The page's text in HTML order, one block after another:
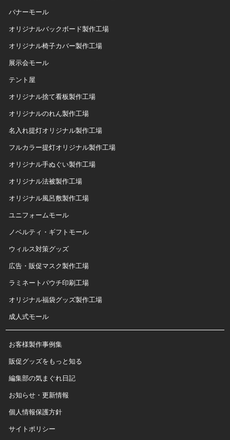
バナーモール
オリジナルバックボード製作工場
オリジナル椅子カバー製作工場
展示会モール
テント屋
オリジナル捨て看板製作工場
オリジナルのれん製作工場
名入れ提灯オリジナル製作工場
フルカラー提灯オリジナル製作工場
オリジナル手ぬぐい製作工場
オリジナル法被製作工場
オリジナル風呂敷製作工場
ユニフォームモール
ノベルティ・ギフトモール
ウィルス対策グッズ
広告・販促マスク製作工場
ラミネートパウチ印刷工場
オリジナル福袋グッズ製作工場
成人式モール
お客様製作事例集
販促グッズをもっと知る
編集部の気まぐれ日記
お知らせ・更新情報
個人情報保護方針
サイトポリシー